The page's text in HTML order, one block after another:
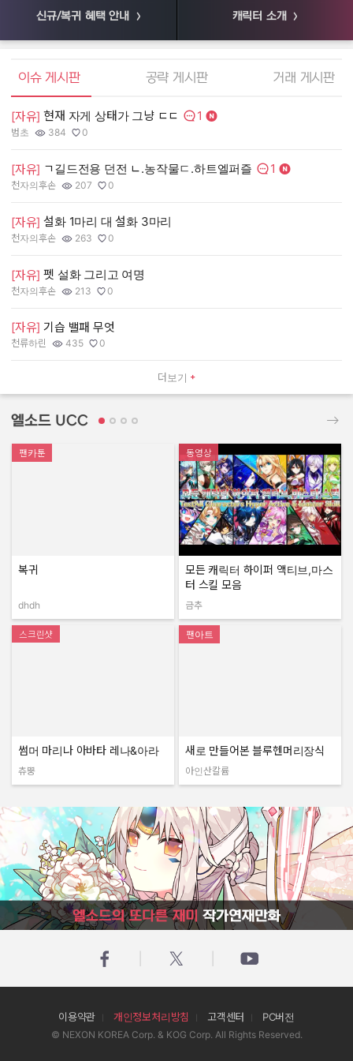
신규/복귀 혜택 안내 캐릭터 소개
엘소드 커뮤니티
이슈 게시판 공략 게시판 거래 게시판
더보기
[자유] 현재 자게 상태가 그냥 ㄷㄷ 댓글수:
1
작성자:
범초
조회수:
384
추천수:
0
[자유] ㄱ길드전용 던전 ㄴ.농작물ㄷ.하트엘퍼즐 댓글수:
1
작성자:
천자의후손
조회수:
207
추천수:
0
[자유] 설화 1마리 대 설화 3마리
작성자:
천자의후손
조회수:
263
추천수:
0
[자유] 펫 설화 그리고 여명
작성자:
천자의후손
조회수:
213
추천수:
0
[자유] 기습 밸패 무엇
작성자:
천류하린
조회수:
435
추천수:
0
엘소드 UCC
팬카툰
복귀
dhdh
동영상
모든 캐릭터 하이퍼 액티브,마스
터 스킬 모음
작성자:
금추
스크린샷
썸머 마리나 아바타 레나&아라
작성자:
츄뿡
팬아트
새로 만들어본 블루헨머리장식
작성자:
아인산칼륨
엘소드의 또다른 재미 작가연재만화
이용약관 개인정보처리방침 고객센터 PC버전
© NEXON KOREA Corp. & KOG Corp. All Rights Reserved.